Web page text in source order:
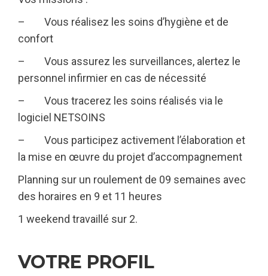
– Vous réalisez les soins d’hygiène et de
confort
– Vous assurez les surveillances, alertez le
personnel infirmier en cas de nécessité
– Vous tracerez les soins réalisés via le
logiciel NETSOINS
– Vous participez activement l’élaboration et
la mise en œuvre du projet d’accompagnement
Planning sur un roulement de 09 semaines avec
des horaires en 9 et 11 heures
1 weekend travaillé sur 2.
VOTRE PROFIL